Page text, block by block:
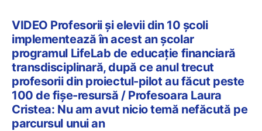
VIDEO Profesorii și elevii din 10 școli
implementează în acest an școlar
programul LifeLab de educație financiară
transdisciplinară, după ce anul trecut
profesorii din proiectul-pilot au făcut peste
100 de fișe-resursă / Profesoara Laura
Cristea: Nu am avut nicio temă nefăcută pe
parcursul unui an